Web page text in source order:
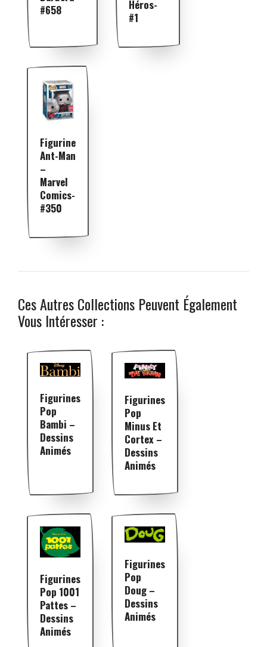
#658
Héros-
#1
Figurine
Ant-Man
–
Marvel
Comics-
#350
Ces Autres Collections Peuvent Également
Vous Intéresser :
Figurines
Pop
Bambi –
Dessins
Animés
Figurines
Pop
Minus Et
Cortex –
Dessins
Animés
Figurines
Pop 1001
Pattes –
Dessins
Animés
Figurines
Pop
Doug –
Dessins
Animés